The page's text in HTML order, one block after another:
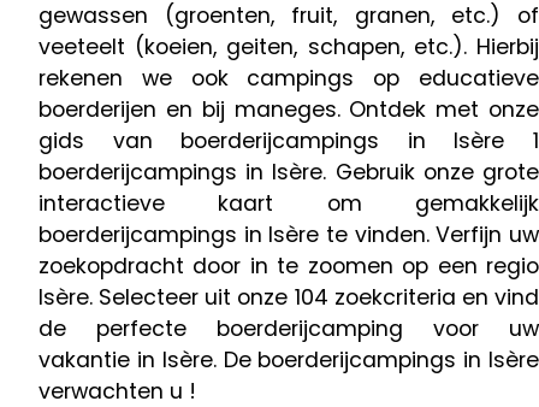
gewassen (groenten, fruit, granen, etc.) of
veeteelt (koeien, geiten, schapen, etc.). Hierbij
rekenen we ook campings op educatieve
boerderijen en bij maneges. Ontdek met onze
gids van boerderijcampings in Isère 1
boerderijcampings in Isère. Gebruik onze grote
interactieve kaart om gemakkelijk
boerderijcampings in Isère te vinden. Verfijn uw
zoekopdracht door in te zoomen op een regio
Isère. Selecteer uit onze 104 zoekcriteria en vind
de perfecte boerderijcamping voor uw
vakantie in Isère. De boerderijcampings in Isère
verwachten u !